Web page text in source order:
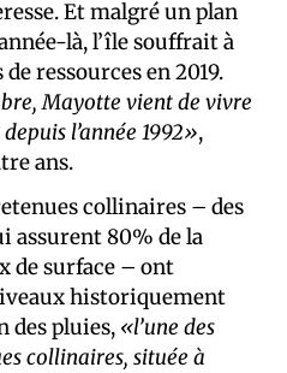
Et malgré un plan
là, l’île souffrait à
ressources en 2019.
Mayotte vient de vivre
l’année 1992»,
ans.
collinaires – des
assurent 80% de la
de surface – ont
historiquement
des pluies, «l’une des
collinaires, située à